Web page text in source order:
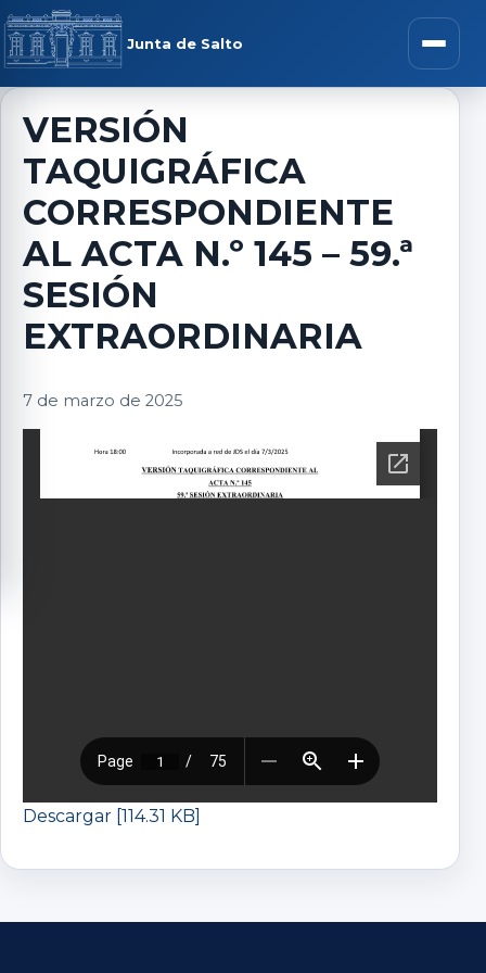
Saltar al contenido
Junta de Salto Abrir
menú
VERSIÓN
TAQUIGRÁFICA
CORRESPONDIENTE
AL ACTA N.º 145 – 59.ª
SESIÓN
EXTRAORDINARIA
7 de marzo de 2025
Descargar [114.31 KB]